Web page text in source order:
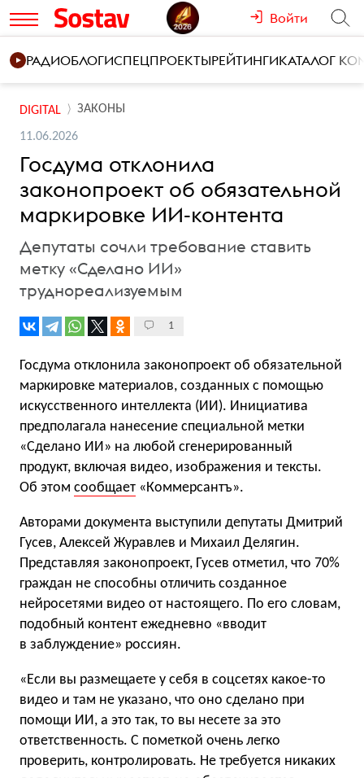
Войти
РАДИОБЛОГИСПЕЦПРОЕКТЫРЕЙТИНГИКАТАЛОГ
DIGITAL ЗАКОНЫ
11.06.2026
Госдума отклонила
законопроект об обязательной
маркировке ИИ-контента
Депутаты сочли требование ставить
метку «Сделано ИИ»
труднореализуемым
1
Госдума отклонила законопроект об обязательной
маркировке материалов, созданных с помощью
искусственного интеллекта (ИИ). Инициатива
предполагала нанесение специальной метки
«Сделано ИИ» на любой сгенерированный
продукт, включая видео, изображения и тексты.
Об этом сообщает «Коммерсантъ».
Авторами документа выступили депутаты Дмитрий
Гусев, Алексей Журавлев и Михаил Делягин.
Представляя законопроект, Гусев отметил, что 70%
граждан не способны отличить созданное
нейросетями видео от настоящего. По его словам,
подобный контент ежедневно «вводит
в заблуждение» россиян.
«Если вы размещаете у себя в соцсетях какое-то
видео и там не указано, что оно сделано при
помощи ИИ, а это так, то вы несете за это
ответственность. С пометкой очень легко
проверить, контролировать. Не требуется никаких